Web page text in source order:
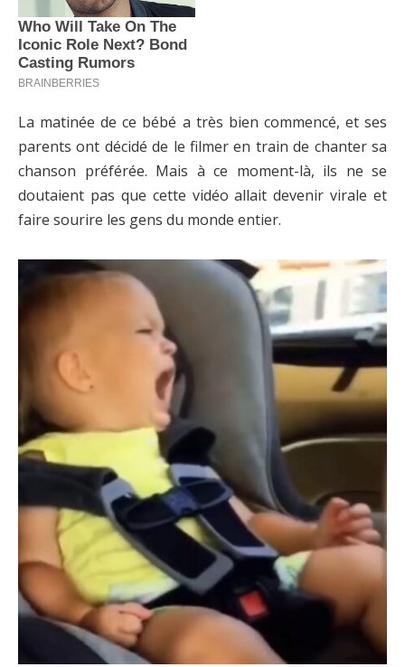
La matinée de ce bébé a très bien commencé, et ses
parents ont décidé de le filmer en train de chanter sa
chanson préférée. Mais à ce moment-là, ils ne se
doutaient pas que cette vidéo allait devenir virale et
faire sourire les gens du monde entier.